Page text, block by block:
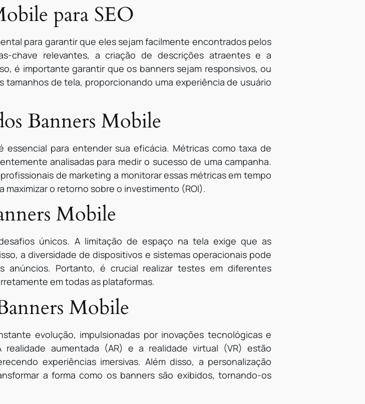
para SEO
para garantir que eles sejam facilmente encontrados pelos
chave relevantes, a criação de descrições atraentes e a
é importante garantir que os banners sejam responsivos, ou
de tela, proporcionando uma experiência de usuário
Banners Mobile
essencial para entender sua eficácia. Métricas como taxa de
analisadas para medir o sucesso de uma campanha.
de marketing a monitorar essas métricas em tempo
o retorno sobre o investimento (ROI).
Mobile
únicos. A limitação de espaço na tela exige que as
a diversidade de dispositivos e sistemas operacionais pode
anúncios. Portanto, é crucial realizar testes em diferentes
em todas as plataformas.
Mobile
evolução, impulsionadas por inovações tecnológicas e
aumentada (AR) e a realidade virtual (VR) estão
experiências imersivas. Além disso, a personalização
a forma como os banners são exibidos, tornando-os